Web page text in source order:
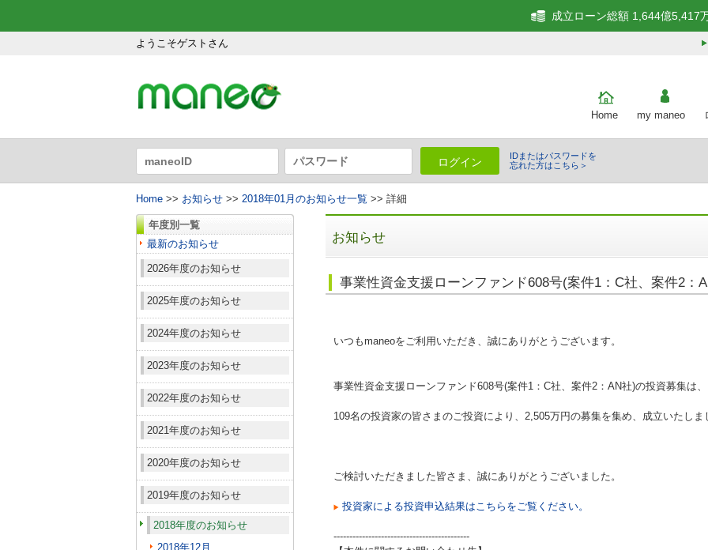
ようこそゲストさん
成立ローン総額 1,644億5,417
Home my maneo
ログイン
IDまたはパスワードを
忘れた方はこちら＞
Home >> お知らせ >> 2018年01月のお知らせ一覧 >> 詳細
年度別一覧
最新のお知らせ
2026年度のお知らせ
2025年度のお知らせ
2024年度のお知らせ
2023年度のお知らせ
2022年度のお知らせ
2021年度のお知らせ
2020年度のお知らせ
2019年度のお知らせ
2018年度のお知らせ
2018年12月
お知らせ
事業性資金支援ローンファンド608号(案件1：C社、案件2：
いつもmaneoをご利用いただき、誠にありがとうございます。
事業性資金支援ローンファンド608号(案件1：C社、案件2：AN社)の投資募集は、
109名の投資家の皆さまのご投資により、2,505万円の募集を集め、成立いたしま
ご検討いただきました皆さま、誠にありがとうございました。
投資家による投資申込結果はこちらをご覧ください。
-------------------------------------------